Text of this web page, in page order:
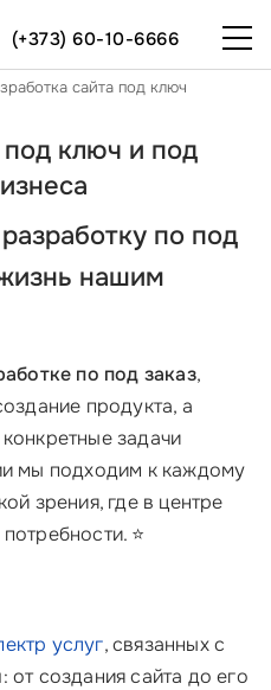
(+373) 60-10-6666
сайта под ключ
под ключ и под
разработку по под
нашим
по под заказ,
продукта, а
задачи
мы подходим к каждому
зрения, где в центре
⭐
услуг, связанных с
: от создания сайта до его